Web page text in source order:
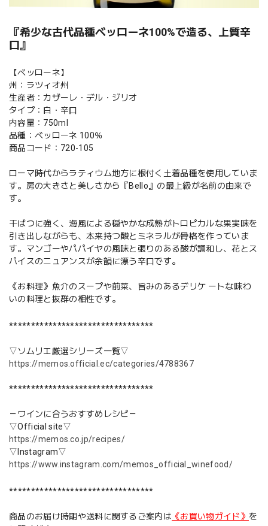
『希少な古代品種ベッローネ100%で造る、上質辛
口』
【ベッローネ】
州：ラツィオ州
生産者：カザーレ・デル・ジリオ
タイプ：白・辛口
内容量：750ml
品種：ベッローネ 100％
商品コード：720-105
ローマ時代からラティウム地方に根付く土着品種を使用していま
す。房の大きさと美しさから『Bello』の最上級が名前の由来で
す。
干ばつに強く、海風による穏やかな成熟がトロピカルな果実味を
引き出しながらも、本来持つ酸とミネラルが骨格を作っていま
す。マンゴーやパパイヤの風味と張りのある酸が調和し、花とス
パイスのニュアンスが余韻に漂う辛口です。
《お料理》魚介のスープや前菜、旨みのあるデリケ ートな味わ
いの料理と抜群の相性です。
*********************************
▽ソムリエ厳選シリーズ一覧▽
https://memos.official.ec/categories/4788367
*********************************
－ワインに合うおすすめレシピ－
▽Official site▽
https://memos.co.jp/recipes/
▽Instagram▽
https://www.instagram.com/memos_official_winefood/
*********************************
商品のお届け時期や送料に関するご案内は 《お買い物ガイド》 を